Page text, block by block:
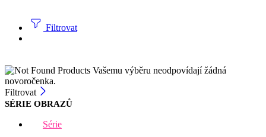
Filtrovat
Vašemu výběru neodpovídají žádná
novoročenka.
Filtrovat
SÉRIE OBRAZŮ
Série